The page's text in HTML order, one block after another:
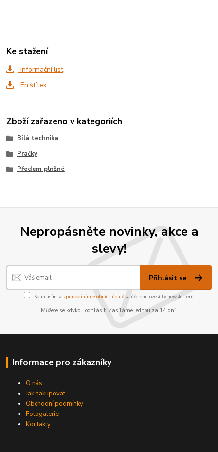
Ke stažení
Informační list
En.štítek
Zboží zařazeno v kategoriích
Bílá technika
Pračky
Předem plněné
Nepropásněte novinky, akce a
slevy!
Přihlásit se
Souhlasím se zpracováním osobních údajůza účelem rozesílky newsletteru.
Můžete se kdykoli odhlásit. Zasíláme jednou za 14 dní.
Informace pro zákazníky
O nás
Jak nakupovat
Obchodní podmínky
Fotogalerie
Kontakty